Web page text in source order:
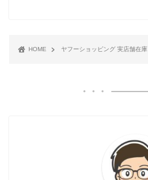
HOME ヤフーショッピング 実店舗在庫